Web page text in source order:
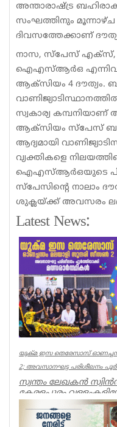
അന്താരാഷ്ട്ര
സംഘത്തിനും മൂന്നാഴ്ച
ദിവസത്തേക്കാണ്
നാസ, സ്‌പേസ്
ഐഎസ്‌ആർഒ
ആക്‌സിയം 4 ദൗത്യം.
സ്വകാര്യ
ആക്സിയം സ്പേസ്
ആദ്യമായി
വ്യക്തികളെ
ഐഎസ്ആര്‍ഒയുടെ
സ്‌പേസിന്റെ നാലാം
ശുക്ലയ്ക്ക് അവസരം
Latest News:
യുക്മ ഇസ തെരേസാസ്
2; അവസാനഘട്ട പരിശീലനം
സ്വന്തം ലേഖകൻ
കേരളപ്പൂരം
ആഗസ്റ്റ് 15ന്
uukma